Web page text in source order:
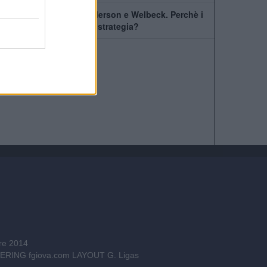
Il Chelsea prende Henderson e Welbeck. Perchè i
Blues hanno cambiato strategia?
2014
fgiova.com LAYOUT G. Ligas